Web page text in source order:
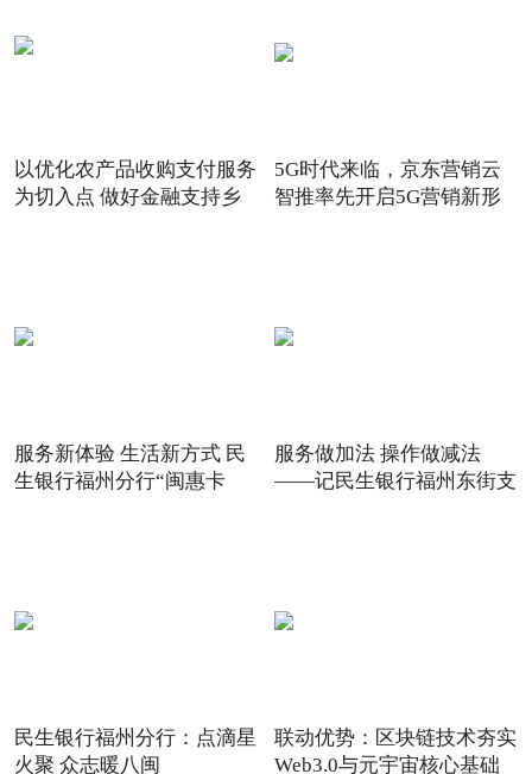
以优化农产品收购支付服务
为切入点 做好金融支持乡
5G时代来临，京东营销云
智推率先开启5G营销新形
服务新体验 生活新方式 民
生银行福州分行“闽惠卡
服务做加法 操作做减法
——记民生银行福州东街支
民生银行福州分行：点滴星
火聚 众志暖八闽
联动优势：区块链技术夯实
Web3.0与元宇宙核心基础